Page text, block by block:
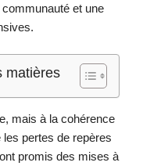
et une
matières
mais à la cohérence
les pertes de repères
promis des mises à